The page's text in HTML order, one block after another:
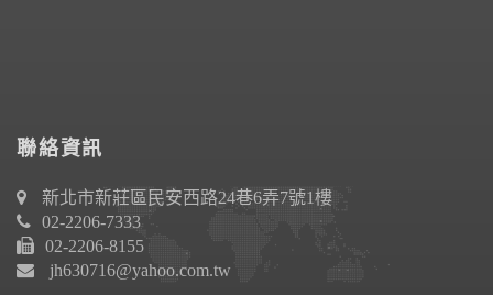
聯絡資訊
新北市新莊區民安西路24巷6弄7號1樓
02-2206-7333
02-2206-8155
jh630716@yahoo.com.tw